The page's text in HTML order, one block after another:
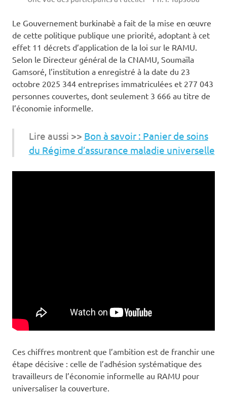
Le Gouvernement burkinabè a fait de la mise en œuvre
de cette politique publique une priorité, adoptant à cet
effet 11 décrets d’application de la loi sur le RAMU.
Selon le Directeur général de la CNAMU, Soumaïla
Gamsoré, l’institution a enregistré à la date du 23
octobre 2025 344 entreprises immatriculées et 277 043
personnes couvertes, dont seulement 3 666 au titre de
l’économie informelle.
Lire aussi >> Bon à savoir : Panier de soins
du Régime d’assurance maladie universelle
Ces chiffres montrent que l’ambition est de franchir une
étape décisive : celle de l’adhésion systématique des
travailleurs de l’économie informelle au RAMU pour
universaliser la couverture.